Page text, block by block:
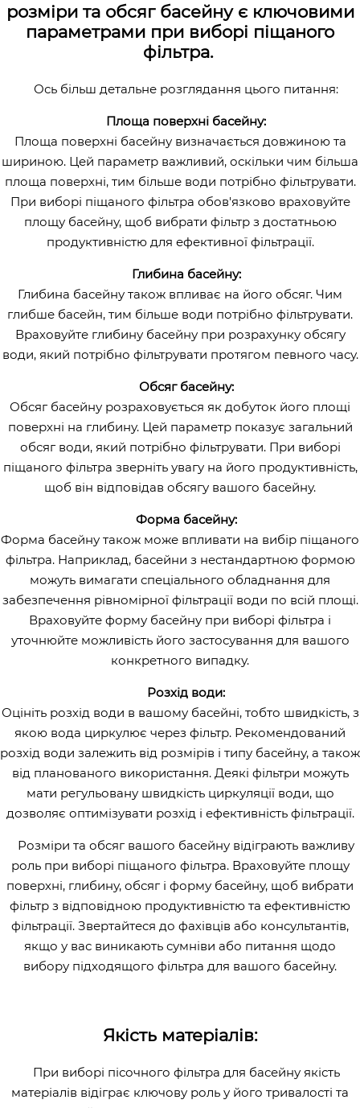
розміри та обсяг басейну є ключовими
параметрами при виборі піщаного
фільтра.
Ось більш детальне розглядання цього питання:
Площа поверхні басейну:
Площа поверхні басейну визначається довжиною та
шириною. Цей параметр важливий, оскільки чим більша
площа поверхні, тим більше води потрібно фільтрувати.
При виборі піщаного фільтра обов'язково враховуйте
площу басейну, щоб вибрати фільтр з достатньою
продуктивністю для ефективної фільтрації.
Глибина басейну:
Глибина басейну також впливає на його обсяг. Чим
глибше басейн, тим більше води потрібно фільтрувати.
Враховуйте глибину басейну при розрахунку обсягу
води, який потрібно фільтрувати протягом певного часу.
Обсяг басейну:
Обсяг басейну розраховується як добуток його площі
поверхні на глибину. Цей параметр показує загальний
обсяг води, який потрібно фільтрувати. При виборі
піщаного фільтра зверніть увагу на його продуктивність,
щоб він відповідав обсягу вашого басейну.
Форма басейну:
Форма басейну також може впливати на вибір піщаного
фільтра. Наприклад, басейни з нестандартною формою
можуть вимагати спеціального обладнання для
забезпечення рівномірної фільтрації води по всій площі.
Враховуйте форму басейну при виборі фільтра і
уточнюйте можливість його застосування для вашого
конкретного випадку.
Розхід води:
Оцініть розхід води в вашому басейні, тобто швидкість, з
якою вода циркулює через фільтр. Рекомендований
розхід води залежить від розмірів і типу басейну, а також
від планованого використання. Деякі фільтри можуть
мати регульовану швидкість циркуляції води, що
дозволяє оптимізувати розхід і ефективність фільтрації.
Розміри та обсяг вашого басейну відіграють важливу
роль при виборі піщаного фільтра. Враховуйте площу
поверхні, глибину, обсяг і форму басейну, щоб вибрати
фільтр з відповідною продуктивністю та ефективністю
фільтрації. Звертайтеся до фахівців або консультантів,
якщо у вас виникають сумніви або питання щодо
вибору підходящого фільтра для вашого басейну.
Якість матеріалів:
При виборі пісочного фільтра для басейну якість
матеріалів відіграє ключову роль у його тривалості та